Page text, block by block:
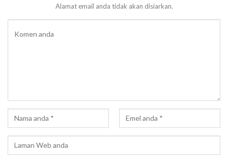
Alamat email anda tidak akan disiarkan.